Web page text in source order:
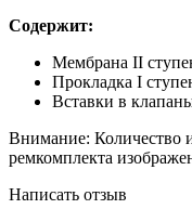
Содержит:
Мембрана II
Прокладка I
Вставки в
Внимание: Количество
ремкомплекта
Написать отзыв